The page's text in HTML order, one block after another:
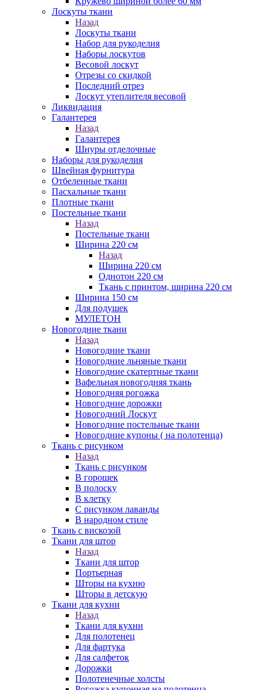
Лоскуты ткани
Назад
Лоскуты ткани
Набор для рукоделия
Наборы лоскутов
Весовой лоскут
Отрезы со скидкой
Последний отрез
Лоскут утеплителя весовой
Ликвидация
Галантерея
Назад
Галантерея
Шнуры отделочные
Наборы для рукоделия
Швейная фурнитура
Отбеленные ткани
Пасхальные ткани
Плотные ткани
Постельные ткани
Назад
Постельные ткани
Ширина 220 см
Назад
Ширина 220 см
Однотон 220 см
Ткань с принтом, ширина 220 см
Ширина 150 см
Для подушек
МУЛЕТОН
Новогодние ткани
Назад
Новогодние ткани
Новогодние льняные ткани
Новогодние скатертные ткани
Вафельная новогодняя ткань
Новогодняя рогожка
Новогодние дорожки
Новогодний Лоскут
Новогодние постельные ткани
Новогодние купоны ( на полотенца)
Ткань с рисунком
Назад
Ткань с рисунком
В горошек
В полоску
В клетку
С рисунком лаванды
В народном стиле
Ткань с вискозой
Ткани для штор
Назад
Ткани для штор
Портьерная
Шторы на кухню
Шторы в детскую
Ткани для кухни
Назад
Ткани для кухни
Для полотенец
Для фартука
Для салфеток
Дорожки
Полотенечные холсты